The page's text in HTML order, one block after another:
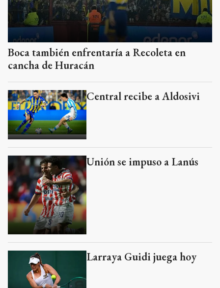
Boca también enfrentaría a Recoleta en
cancha de Huracán
Central recibe a Aldosivi
Unión se impuso a Lanús
Larraya Guidi juega hoy